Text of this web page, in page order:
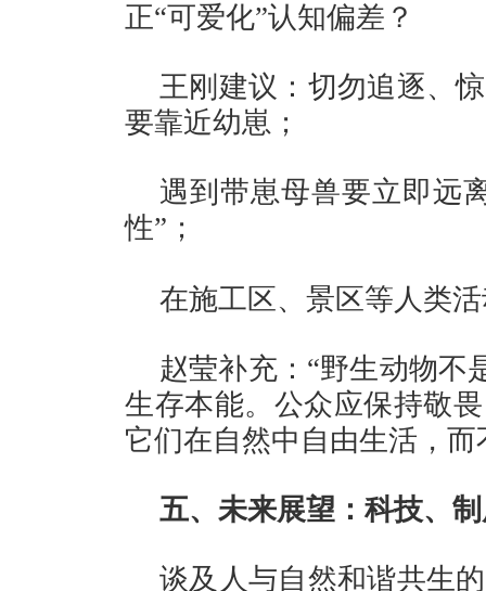
正“可爱化”认知偏差？
王刚建议： 切勿追逐、
要靠近幼崽；
遇到带崽母兽要立即远
性”；
在施工区、景区等人类
赵莹补充： “野生动物不
生存本能。公众应保持敬
它们在自然中自由生活，
五、未来展望：科技、
谈及人与自然和谐共生